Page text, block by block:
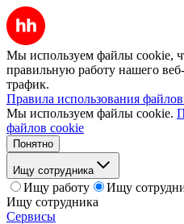
Мы используем файлы cookie,
правильную работу нашего
трафик.
Правила использования
Мы используем файлы cookie.
файлов cookie
Понятно
Ищу сотрудника
Ищу работу
Ищу
Ищу сотрудника
Сервисы